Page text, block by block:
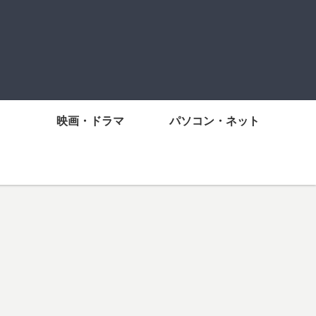
映画・ドラマ パソコン・ネット